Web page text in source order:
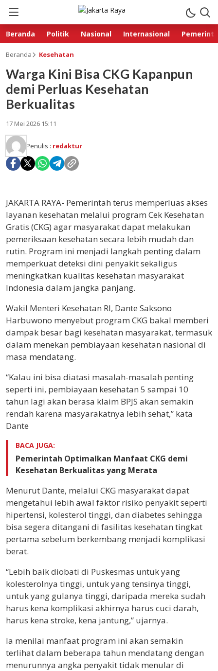
Beranda Politik Nasional Internasional
Beranda Kesehatan
Warga Kini Bisa CKG Kapanpun
demi Perluas Kesehatan
Berkualitas
17 Mei 2026 15:11
Penulis : redaktur
JAKARTA RAYA- Pemerintah terus memperluas akses
layanan kesehatan melalui program Cek Kesehatan
Gratis (CKG) agar masyarakat dapat melakukan
pemeriksaan kesehatan secara lebih mudah dan
rutin. Program ini menjadi langkah penting dalam
memperkuat deteksi dini penyakit sekaligus
meningkatkan kualitas kesehatan masyarakat
Indonesia dalam jangka panjang.
Wakil Menteri Kesehatan RI, Dante Saksono
Harbuwono menyebut program CKG bakal memberi
dampak besar bagi kesehatan masyarakat, termasuk
dalam menekan pembiayaan kesehatan nasional di
masa mendatang.
“Kalau ini bisa diatasi masalah-masalah penting
seperti ini, pembiayaan kesehatan 5 sampai 10
tahun lagi akan berasa klaim BPJS akan semakin
rendah karena masyarakatnya lebih sehat,” kata
Dante
BACA JUGA:
Pemerintah Optimalkan Manfaat CKG demi
Kesehatan Berkualitas yang Merata
Menurut Dante, melalui CKG masyarakat dapat
mengetahui lebih awal faktor risiko penyakit seperti
hipertensi, kolesterol tinggi, dan diabetes sehingga
bisa segera ditangani di fasilitas kesehatan tingkat
pertama sebelum berkembang menjadi komplikasi
berat.
“Lebih baik diobati di Puskesmas untuk yang
kolesterolnya tinggi, untuk yang tensinya tinggi,
untuk yang gulanya tinggi, daripada mereka sudah
harus kena komplikasi akhirnya harus cuci darah,
harus kena stroke, kena jantung,” ujarnya.
Ia menilai manfaat program ini akan semakin
terlihat dalam beberapa tahun mendatang dengan
menurunnya angka penyakit tidak menular di